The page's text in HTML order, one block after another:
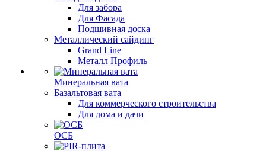
Для забора
Для Фасада
Подшивная доска
Металлический сайдинг
Grand Line
Металл Профиль
Минеральная вата
Базальтовая вата
Для коммерческого строительства
Для дома и дачи
ОСБ